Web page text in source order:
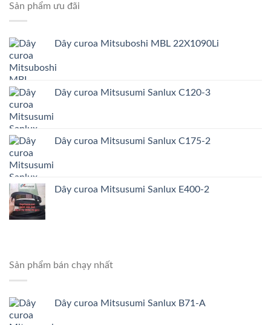
Sản phẩm ưu đãi
Dây curoa Mitsuboshi MBL 22X1090Li
Dây curoa Mitsusumi Sanlux C120-3
Dây curoa Mitsusumi Sanlux C175-2
Dây curoa Mitsusumi Sanlux E400-2
Sản phẩm bán chạy nhất
Dây curoa Mitsusumi Sanlux B71-A